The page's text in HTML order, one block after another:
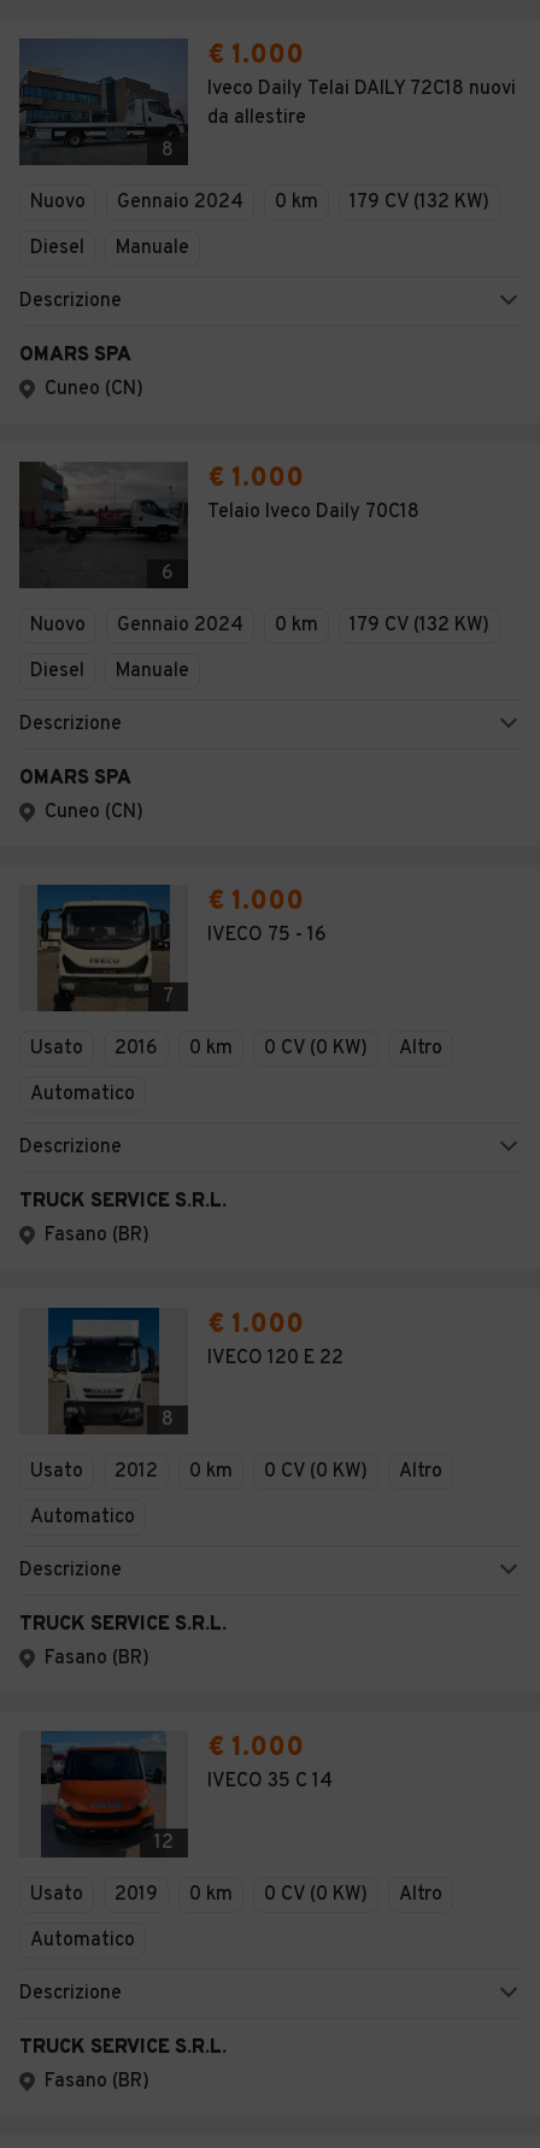
8
€ 1.000
Iveco Daily Telai DAILY 72C18 nuovi
da allestire
Nuovo Gennaio 2024 0 km
179 CV (132 KW)
Diesel
Manuale
Descrizione
OMARS SPA
Cuneo (CN)
6
€ 1.000
Telaio Iveco Daily 70C18
Nuovo Gennaio 2024 0 km
179 CV (132 KW)
Diesel
Manuale
Descrizione
OMARS SPA
Cuneo (CN)
7
€ 1.000
IVECO 75 - 16
Usato 2016 0 km 0 CV (0 KW)
Altro
Automatico
Descrizione
TRUCK SERVICE S.R.L.
Fasano (BR)
8
€ 1.000
IVECO 120 E 22
Usato 2012 0 km 0 CV (0 KW)
Altro
Automatico
Descrizione
TRUCK SERVICE S.R.L.
Fasano (BR)
12
€ 1.000
IVECO 35 C 14
Usato 2019 0 km 0 CV (0 KW)
Altro
Automatico
Descrizione
TRUCK SERVICE S.R.L.
Fasano (BR)